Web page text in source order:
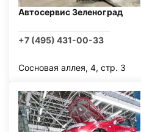
Автосервис Зеленоград
+7 (495) 431-00-33
Сосновая аллея, 4, стр. 3